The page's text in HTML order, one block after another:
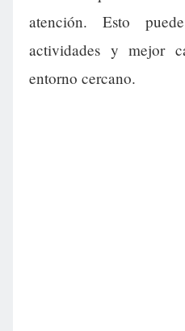
atención. Esto
actividades y mejor
entorno cercano.